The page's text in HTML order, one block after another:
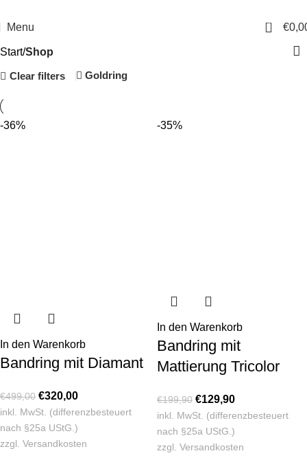
Menu 0 €
Start Shop
Clear filters Goldring
-36%
In den Warenkorb
Bandring mit Diamant
€499,00 €320,00
inkl. MwSt. (differenzbesteuert
nach §25a UStG.)
zzgl. Versandkosten
-35%
In den Warenkorb
Bandring mit
Mattierung Tricolor
€199,90 €129,90
inkl. MwSt. (differenzbesteuert
nach §25a UStG.)
zzgl. Versandkosten